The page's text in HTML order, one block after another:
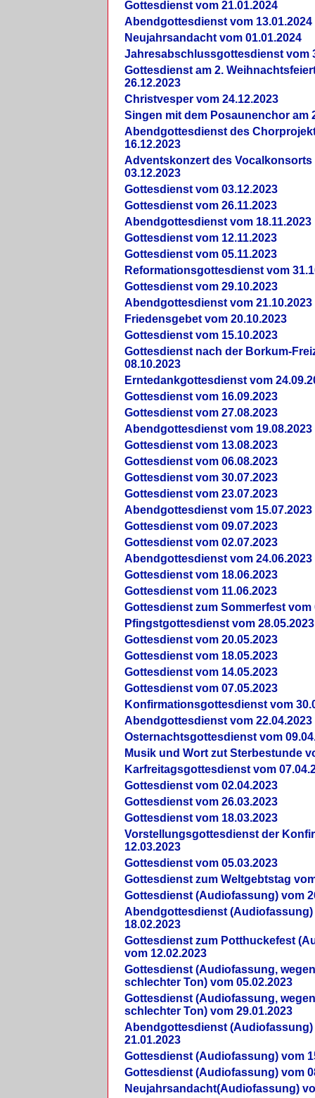
Gottesdienst vom 21.01.2024
Abendgottesdienst vom 13.01.2024
Neujahrsandacht vom 01.01.2024
Jahresabschlussgottesdienst vom
Gottesdienst am 2.
26.12.2023
Christvesper vom 24.12.2023
Singen mit dem Posaunenchor am
Abendgottesdienst des
16.12.2023
Adventskonzert des Vocalkonsorts
03.12.2023
Gottesdienst vom 03.12.2023
Gottesdienst vom 26.11.2023
Abendgottesdienst vom 18.11.2023
Gottesdienst vom 12.11.2023
Gottesdienst vom 05.11.2023
Reformationsgottesdienst vom
Gottesdienst vom 29.10.2023
Abendgottesdienst vom 21.10.2023
Friedensgebet vom 20.10.2023
Gottesdienst vom 15.10.2023
Gottesdienst nach der Borkum-
08.10.2023
Erntedankgottesdienst vom
Gottesdienst vom 16.09.2023
Gottesdienst vom 27.08.2023
Abendgottesdienst vom 19.08.2023
Gottesdienst vom 13.08.2023
Gottesdienst vom 06.08.2023
Gottesdienst vom 30.07.2023
Gottesdienst vom 23.07.2023
Abendgottesdienst vom 15.07.2023
Gottesdienst vom 09.07.2023
Gottesdienst vom 02.07.2023
Abendgottesdienst vom 24.06.2023
Gottesdienst vom 18.06.2023
Gottesdienst vom 11.06.2023
Gottesdienst zum Sommerfest vom
Pfingstgottesdienst vom 28.05.2023
Gottesdienst vom 20.05.2023
Gottesdienst vom 18.05.2023
Gottesdienst vom 14.05.2023
Gottesdienst vom 07.05.2023
Konfirmationsgottesdienst vom
Abendgottesdienst vom 22.04.2023
Osternachtsgottesdienst vom
Musik und Wort zut Sterbestunde
Karfreitagsgottesdienst vom
Gottesdienst vom 02.04.2023
Gottesdienst vom 26.03.2023
Gottesdienst vom 18.03.2023
Vorstellungsgottesdienst der
12.03.2023
Gottesdienst vom 05.03.2023
Gottesdienst zum Weltgebtstag
Gottesdienst (Audiofassung) vom
Abendgottesdienst (Audiofassung)
18.02.2023
Gottesdienst zum Potthuckefest
vom 12.02.2023
Gottesdienst (Audiofassung,
schlechter Ton) vom 05.02.2023
Gottesdienst (Audiofassung,
schlechter Ton) vom 29.01.2023
Abendgottesdienst (Audiofassung)
21.01.2023
Gottesdienst (Audiofassung) vom
Gottesdienst (Audiofassung) vom
Neujahrsandacht(Audiofassung)